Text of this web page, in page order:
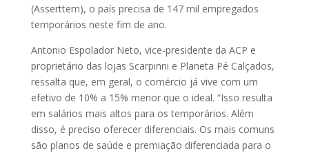
(Asser­ttem), o país precisa de 147 mil empregados
temporários neste fim de ano.
Antonio Espolador Neto, vice-presidente da ACP e
proprietário das lojas Scarpinni e Planeta Pé Calçados,
ressalta que, em geral, o comércio já vive com um
efetivo de 10% a 15% menor que o ideal. “Isso resulta
em salários mais altos para os temporários. Além
disso, é preciso oferecer diferenciais. Os mais comuns
são planos de saúde e premiação diferenciada para o